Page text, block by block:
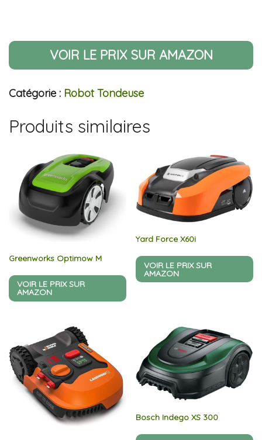
VOIR LE PRIX SUR AMAZON
Catégorie : Robot Tondeuse
Produits similaires
Greenworks Optimow M
VOIR LE PRIX SUR
AMAZON
Yard Force X60i
VOIR LE PRIX SUR
AMAZON
Bosch Indego XS 300